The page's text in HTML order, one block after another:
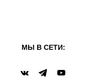
МЫ В СЕТИ: